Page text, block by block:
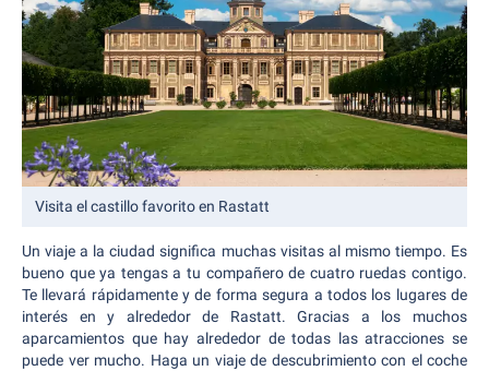
Visita el castillo favorito en Rastatt
Un viaje a la ciudad significa muchas visitas al mismo tiempo. Es
bueno que ya tengas a tu compañero de cuatro ruedas contigo.
Te llevará rápidamente y de forma segura a todos los lugares de
interés en y alrededor de Rastatt. Gracias a los muchos
aparcamientos que hay alrededor de todas las atracciones se
puede ver mucho. Haga un viaje de descubrimiento con el coche